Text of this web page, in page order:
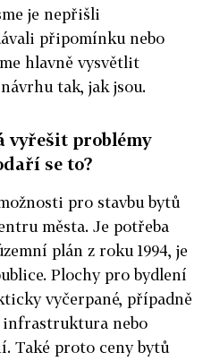
je nepřišli
připomínku nebo
hlavně vysvětlit
tak, jak jsou.
vyřešit problémy
se to?
pro stavbu bytů
města. Je potřeba
plán z roku 1994, je
Plochy pro bydlení
vyčerpané, případně
infrastruktura nebo
Také proto ceny bytů